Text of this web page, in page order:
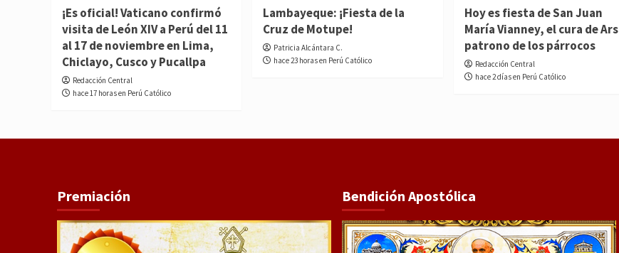
¡Es oficial! Vaticano confirmó
visita de León XIV a Perú del 11
al 17 de noviembre en Lima,
Chiclayo, Cusco y Pucallpa
Redacción Central
hace 17 horas en Perú Católico
Lambayeque: ¡Fiesta de la
Cruz de Motupe!
Patricia Alcántara C.
hace 23 horas en Perú Católico
Hoy es fiesta de San Juan
María Vianney, el cura de Ars
patrono de los párrocos
Redacción Central
hace 2 días en Perú Católico
Premiación Bendición Apostólica